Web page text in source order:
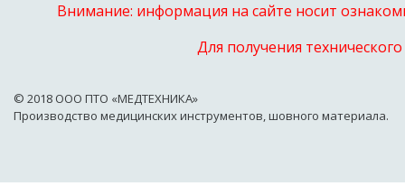
Внимание: информация на сайте носит
Для получения
© 2018 OOO ПТО «МЕДТЕХНИКА»
Производство медицинских инструментов, шовного материала.